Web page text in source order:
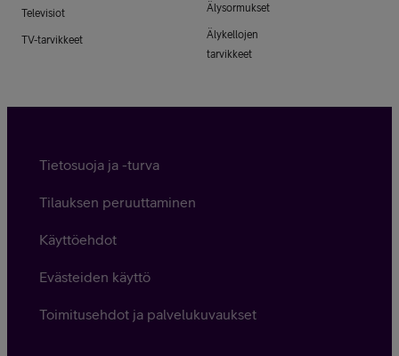
Televisiot
TV-tarvikkeet
Älysormukset
Älykellojen
tarvikkeet
Tietosuoja ja -turva
Tilauksen peruuttaminen
Käyttöehdot
Evästeiden käyttö
Toimitusehdot ja palvelukuvaukset